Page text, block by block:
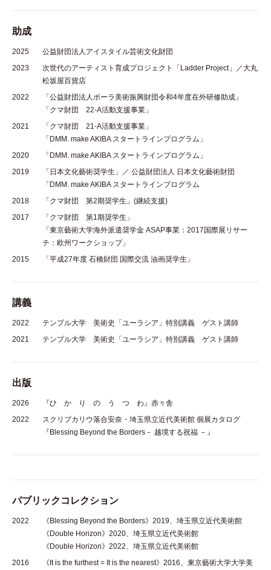
助成
2025
公益財団法人アイスタイル芸術文化財団
2023
次世代のアーティスト育成プロジェクト「Ladder Project」／大丸
松坂屋百貨店
2022
「公益財団法人ポーラ美術振興財団令和4年度在外研修助成」
「クマ財団 22-A活動支援事業」
2021
「クマ財団 21-A活動支援事業」
「DMM. make AKIBA スタートラインプログラム」
2020
「DMM. make AKIBA スタートラインプログラム」
2019
「日本文化藝術奨学生」／ 公益財団法人 日本文化藝術財団
「DMM. make AKIBA スタートラインプログラム
2018
「クマ財団 第2期奨学生」(継続支援)
2017
「クマ財団 第1期奨学生」
「東京藝術大学海外派遣奨学金 ASAP事業：2017国際展リサー
チ：欧州ワークショップ」
2015
「平成27年度 石橋財団 国際交流 油画奨学生」
講義
2022
テンプル大学 美術史「ユーラシア」特別講義 ゲスト講師
2021
テンプル大学 美術史「ユーラシア」特別講義 ゲスト講師
出版
2026
『ひ か り の う つ わ』赤々舎
2022
スクリプカリウ落合安奈・埼玉県立近代美術館 個展カタログ
『Blessing Beyond the Borders－ 越境する祝福 －』
パブリックコレクション
2022
《Blessing Beyond the Borders》2019、埼玉県立近代美術館
《Double Horizon》2020、埼玉県立近代美術館
《Double Horizon》2022、埼玉県立近代美術館
2016
《It is the furthest = It is the nearest》2016、東京藝術大学大学美